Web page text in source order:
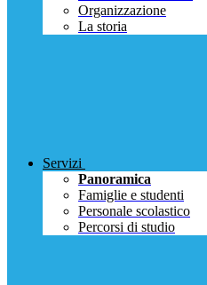
Organizzazione
La storia
Servizi
Panoramica
Famiglie e studenti
Personale scolastico
Percorsi di studio